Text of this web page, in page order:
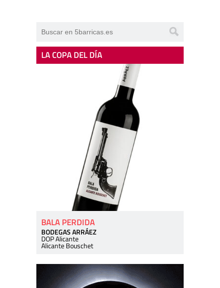
LA COPA DEL DÍA
BALA PERDIDA
BODEGAS ARRÁEZ
DOP Alicante
Alicante Bouschet